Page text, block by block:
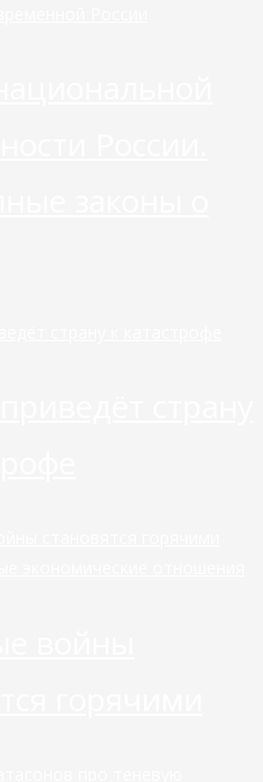
России
России.
законы о
страну
экономические отношения
войны
горячими